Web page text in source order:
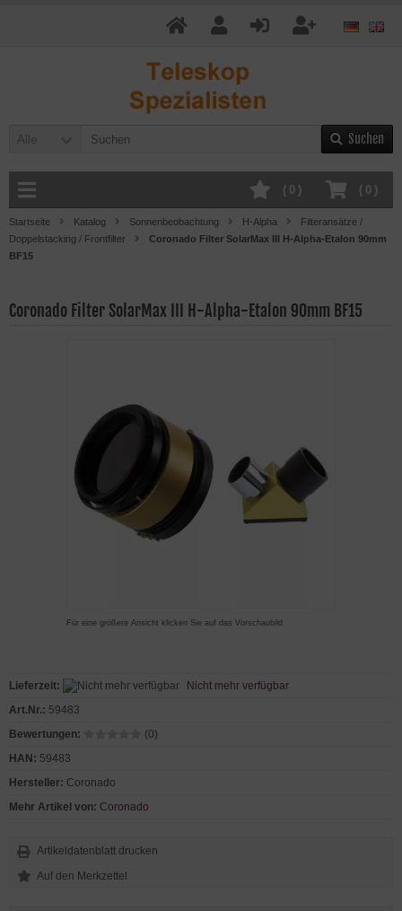
Alle Suchen
( 0 )
( 0 )
Startseite Katalog Sonnenbeobachtung H-Alpha
Filteransätze /
Doppelstacking / Frontfilter
Coronado Filter SolarMax III H-Alpha-Etalon 90mm
BF15
Coronado Filter SolarMax III H-Alpha-Etalon 90mm BF15
Für eine größere Ansicht klicken Sie auf das Vorschaubild
Lieferzeit:
Nicht mehr verfügbar
Art.Nr.: 59483
Bewertungen:
(0)
HAN: 59483
Hersteller: Coronado
Mehr Artikel von: Coronado
Artikeldatenblatt drucken